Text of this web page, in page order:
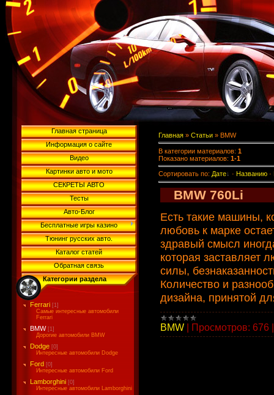
Главная страница
Информация о сайте
Видео
Картинки авто и мото
СЕКРЕТЫ АВТО
Тесты
Авто-Блог
Бесплатные игры казино
Тюнинг русских авто.
Каталог статей
Обратная связь
Категории раздела
Ferrari [1]
Самые интересные автомобили
Ferrari
BMW [1]
Дорогие автомобили BMW
Dodge [0]
Интересные автомобили Dodge
Ford [0]
Интересные автомобили Ford
Lamborghini [0]
Интересные автомобили Lamborghini
Главная » Статьи » BMW
В категории материалов: 1
Показано материалов: 1-1
Сортировать по: Дате · Названию ·
BMW 760Li
Есть такие машины,
любовь к марке
здравый смысл
которая заставляет
силы,
Количество и
дизайна, принятой
BMW | Просмотров: 676